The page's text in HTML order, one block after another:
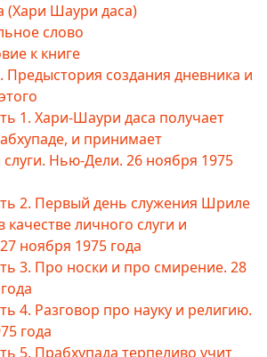
(Хари Шаури даса)
слово
к книге
Предыстория создания дневника и
1. Хари-Шаури даса получает
и принимает
Нью-Дели. 26 ноября 1975
2. Первый день служения Шриле
качестве личного слуги и
ноября 1975 года
3. Про носки и про смирение. 28
4. Разговор про науку и религию.
года
5. Прабхупада терпеливо учит